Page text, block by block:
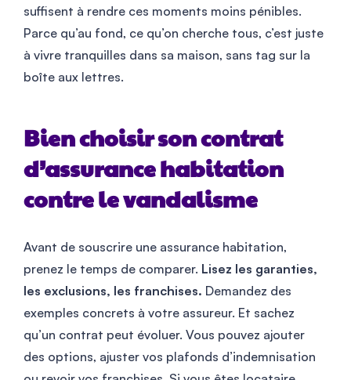
suffisent à rendre ces moments moins pénibles.
Parce qu’au fond, ce qu’on cherche tous, c’est juste
à vivre tranquilles dans sa maison, sans tag sur la
boîte aux lettres.
Bien choisir son contrat
d’assurance habitation
contre le vandalisme
Avant de souscrire une assurance habitation,
prenez le temps de comparer. Lisez les garanties,
les exclusions, les franchises. Demandez des
exemples concrets à votre assureur. Et sachez
qu’un contrat peut évoluer. Vous pouvez ajouter
des options, ajuster vos plafonds d’indemnisation